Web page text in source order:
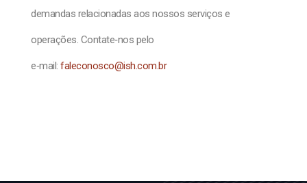
demandas relacionadas aos nossos serviços e
operações. Contate‑nos pelo
e‑mail: faleconosco@ish.com.br